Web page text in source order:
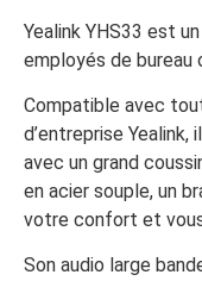
Yealink YHS33 est
employés de bureau
Compatible avec
d’entreprise Yealink,
avec un grand
en acier souple, un
votre confort et
Son audio large